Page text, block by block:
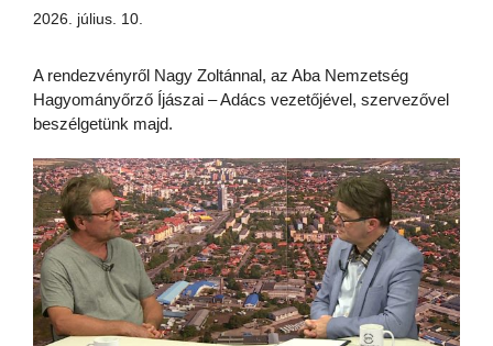
2026. július. 10.
A rendezvényről Nagy Zoltánnal, az Aba Nemzetség
Hagyományőrző Íjászai – Adács vezetőjével, szervezővel
beszélgetünk majd.